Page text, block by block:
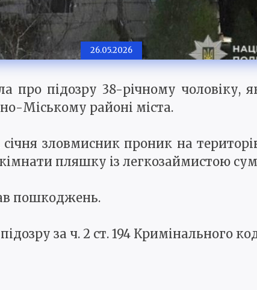
26.05.2026
про підозру 38-річному чоловіку,
Міському районі міста.
зловмисник проник на
пляшку із легкозаймистою
пошкоджень.
за ч. 2 ст. 194 Кримінального